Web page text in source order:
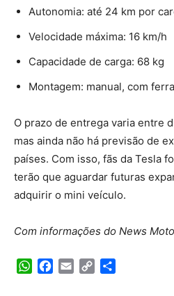
Autonomia: até 24 km por
Velocidade máxima: 16 km/h
Capacidade de carga: 68 kg
Montagem: manual, com
O prazo de entrega varia entre
mas ainda não há previsão de
países. Com isso, fãs da Tesla
terão que aguardar futuras
adquirir o mini veículo.
Com informações do News
WhatsApp
Facebook
Email Copy